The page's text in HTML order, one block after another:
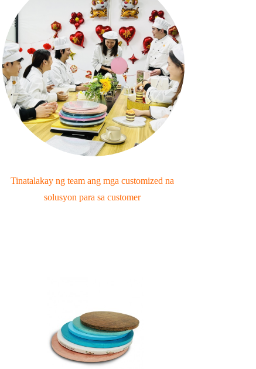
Tinatalakay ng team ang mga customized na
solusyon para sa customer